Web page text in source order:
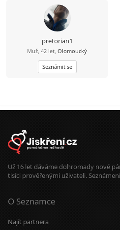
pretorian1
Muž, 42 let, Olomoucký
Seznámit se
Už 16 let dáváme dohromady nové
tisíci prověřenými uživateli.
O Seznamce
Najít partnera